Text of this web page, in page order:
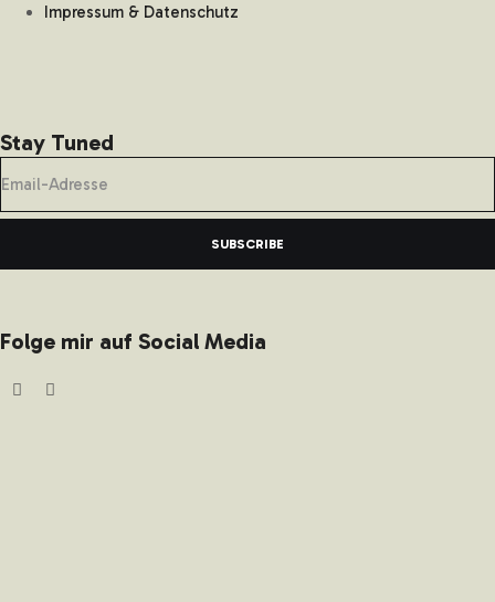
Impressum & Datenschutz
Stay Tuned
SUBSCRIBE
Folge mir auf Social Media